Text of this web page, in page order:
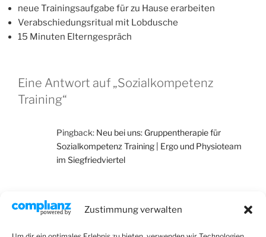
Zustimmung verwalten
neue Trainingsaufgabe für zu Hause erarbeiten
Verabschiedungsritual mit Lobdusche
15 Minuten Elterngespräch
Eine Antwort auf „Sozialkompetenz
Training“
Pingback: Neu bei uns: Gruppentherapie für
Sozialkompetenz Training | Ergo und Physioteam
im Siegfriedviertel
Die Kommentare sind geschlossen.